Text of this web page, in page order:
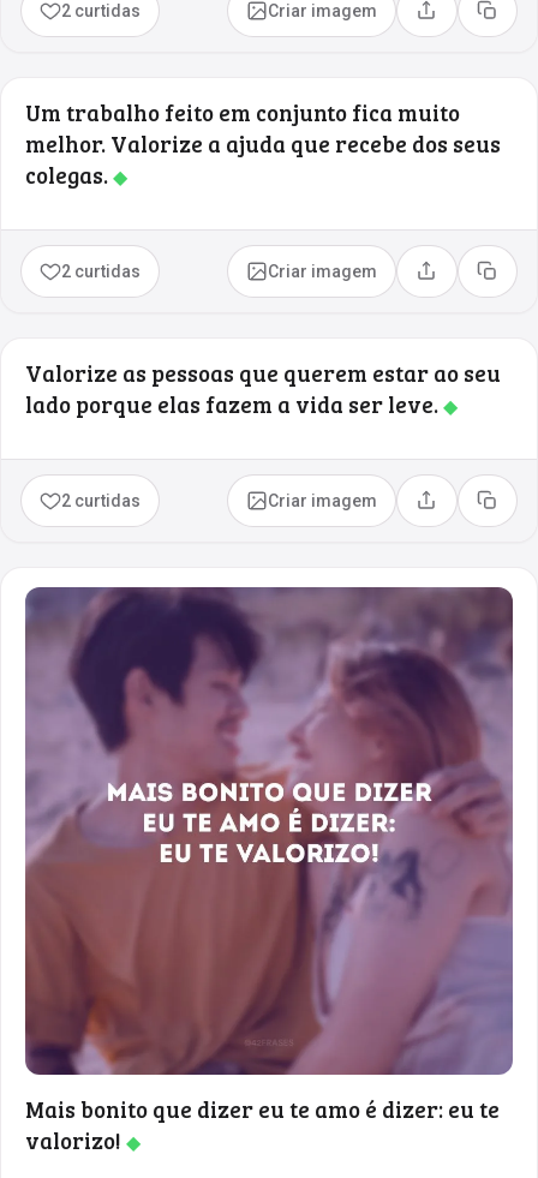
2 curtidas Criar imagem Compartilhar
Copiar
Um trabalho feito em conjunto fica muito
melhor. Valorize a ajuda que recebe dos seus
colegas.◆
2 curtidas Criar imagem Compartilhar
Copiar
Valorize as pessoas que querem estar ao seu
lado porque elas fazem a vida ser leve.◆
2 curtidas Criar imagem Compartilhar
Copiar
Mais bonito que dizer eu te amo é dizer: eu te
valorizo! ◆